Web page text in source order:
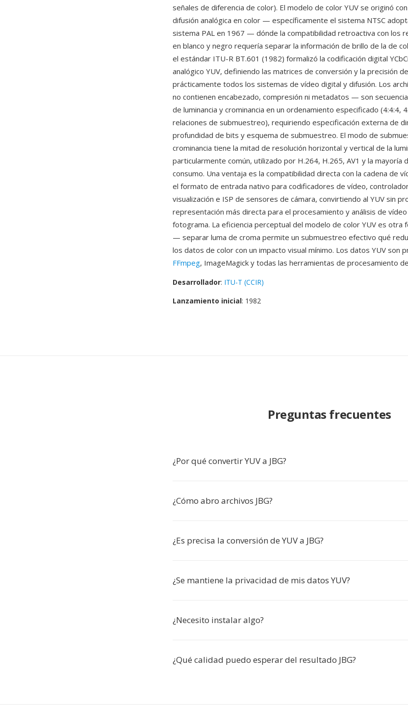
señales de diferencia de color). El modelo de color YUV se originó
difusión analógica en color — específicamente el sistema NTSC
sistema PAL en 1967 — dónde la compatibilidad retroactiva con los
en blanco y negro requería separar la información de brillo de la de
el estándar ITU-R BT.601 (1982) formalizó la codificación digital
analógico YUV, definiendo las matrices de conversión y la precisión
prácticamente todos los sistemas de vídeo digital y difusión. Los
no contienen encabezado, compresión ni metadatos — son
de luminancia y crominancia en un ordenamiento especificado (4:4:4,
relaciones de submuestreo), requiriendo especificación externa de
profundidad de bits y esquema de submuestreo. El modo de
crominancia tiene la mitad de resolución horizontal y vertical de la
particularmente común, utilizado por H.264, H.265, AV1 y la mayoría
consumo. Una ventaja es la compatibilidad directa con la cadena de
el formato de entrada nativo para codificadores de vídeo,
visualización e ISP de sensores de cámara, convirtiendo al YUV sin
representación más directa para el procesamiento y análisis de
fotograma. La eficiencia perceptual del modelo de color YUV es otra
— separar luma de croma permite un submuestreo efectivo qué
los datos de color con un impacto visual mínimo. Los datos YUV son
FFmpeg, ImageMagick y todas las herramientas de procesamiento
Desarrollador: ITU-T (CCIR)
Lanzamiento inicial: 1982
Preguntas frecuentes
¿Por qué convertir YUV a JBG?
¿Cómo abro archivos JBG?
¿Es precisa la conversión de YUV a JBG?
¿Se mantiene la privacidad de mis datos YUV?
¿Necesito instalar algo?
¿Qué calidad puedo esperar del resultado JBG?